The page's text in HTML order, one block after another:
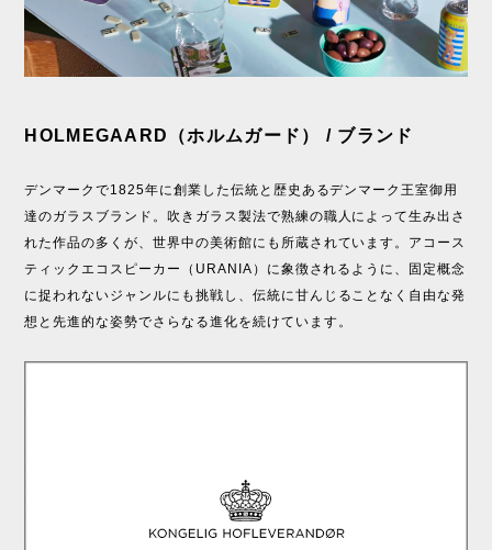
HOLMEGAARD（ホルムガード） / ブランド
デンマークで1825年に創業した伝統と歴史あるデンマーク王室御用
達のガラスブランド。吹きガラス製法で熟練の職人によって生み出さ
れた作品の多くが、世界中の美術館にも所蔵されています。アコース
ティックエコスピーカー（URANIA）に象徴されるように、固定概念
に捉われないジャンルにも挑戦し、伝統に甘んじることなく自由な発
想と先進的な姿勢でさらなる進化を続けています。